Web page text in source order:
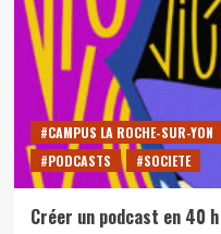
#CAMPUS LA ROCHE-SUR-YON
#PODCASTS
#SOCIETE
Créer un podcast en 40